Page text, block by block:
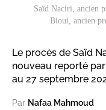
Saïd Naciri, ancien
Bioui, ancien
Le procès de Saïd
nouveau reporté
au 27 septembre
Par Nafaa Mahmoud